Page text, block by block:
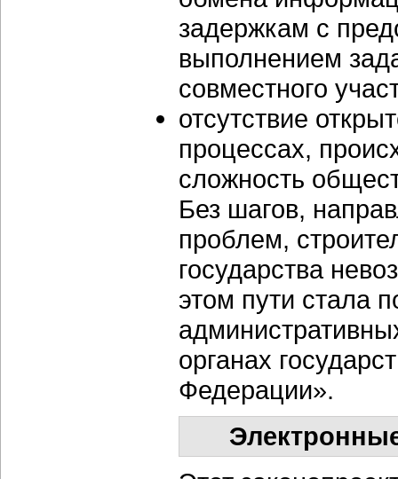
задержкам с
выполнением
совместного
отсутствие
процессах,
сложность
Без шагов,
проблем,
государства
этом пути стала
органах
Федерации».